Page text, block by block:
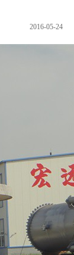
2016-05-24